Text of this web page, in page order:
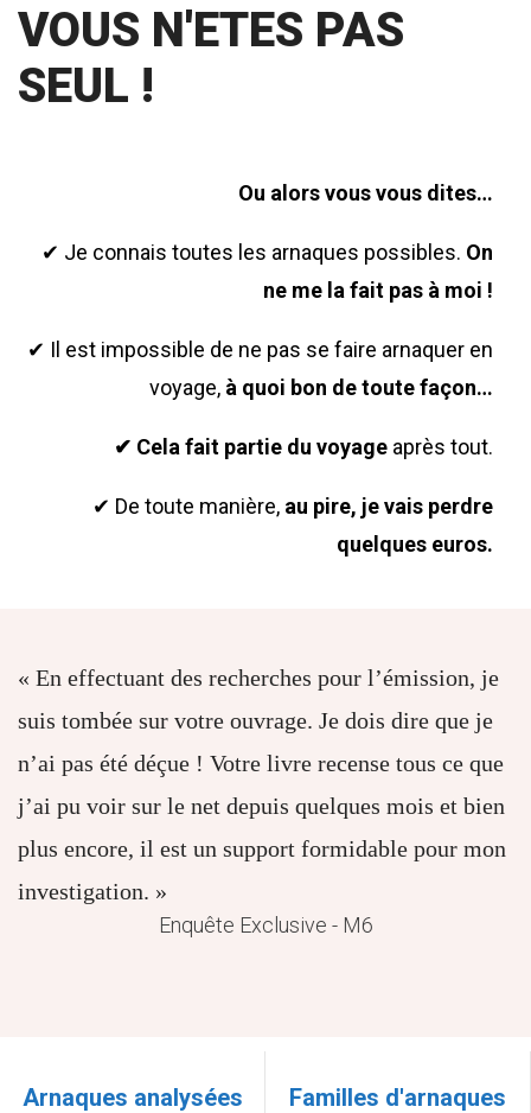
VOUS N'ETES PAS
SEUL !
Ou alors vous vous dites…
✔ Je connais toutes les arnaques possibles. On
ne me la fait pas à moi !
✔ Il est impossible de ne pas se faire arnaquer en
voyage, à quoi bon de toute façon…
✔ Cela fait partie du voyage après tout.
✔ De toute manière, au pire, je vais perdre
quelques euros.
« En effectuant des recherches pour l’émission, je
suis tombée sur votre ouvrage. Je dois dire que je
n’ai pas été déçue ! Votre livre recense tous ce que
j’ai pu voir sur le net depuis quelques mois et bien
plus encore, il est un support formidable pour mon
investigation. »
Enquête Exclusive - M6
Arnaques analysées Familles d'arnaques